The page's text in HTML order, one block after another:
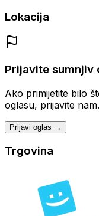
Lokacija
Prijavite sumnjiv
Ako primijetite bilo
oglasu, prijavite nam.
Prijavi oglas →
Trgovina